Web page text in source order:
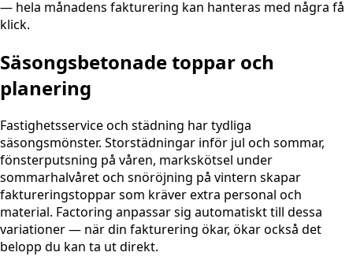
— hela månadens fakturering kan hanteras med några få
klick.
Säsongsbetonade toppar och
planering
Fastighetsservice och städning har tydliga
säsongsmönster. Storstädningar inför jul och sommar,
fönsterputsning på våren, markskötsel under
sommarhalvåret och snöröjning på vintern skapar
faktureringstoppar som kräver extra personal och
material. Factoring anpassar sig automatiskt till dessa
variationer — när din fakturering ökar, ökar också det
belopp du kan ta ut direkt.